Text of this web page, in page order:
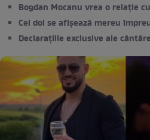
Bogdan Mocanu vrea o relație
Cei doi se afișează mereu
Declarațiile exclusive ale